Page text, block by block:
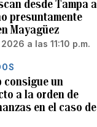
desde Tampa a
presuntamente
Mayagüez
a las 11:10 p.m.
consigue un
a la orden de
en el caso de